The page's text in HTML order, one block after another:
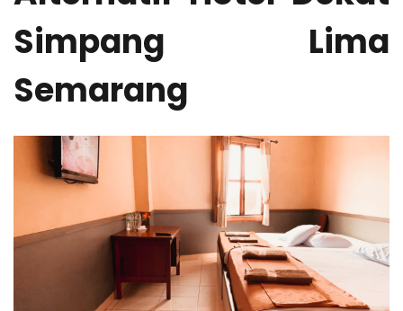
Simpang Lima
Semarang